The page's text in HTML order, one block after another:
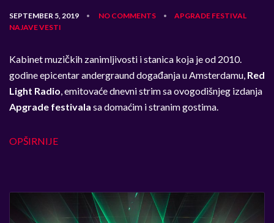
SEPTEMBER 5, 2019 • NO COMMENTS • APGRADE FESTIVAL
NAJAVEVESTI
Kabinet muzičkih zanimljivosti i stanica koja je od 2010.
godine epicentar andergraund događanja u Amsterdamu, Red
Light Radio, emitovaće dnevni strim sa ovogodišnjeg izdanja
Apgrade festivala sa domaćim i stranim gostima.
OPŠIRNIJE